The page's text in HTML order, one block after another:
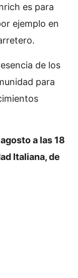
es para
ejemplo en
de los
para
a las 18
Italiana, de